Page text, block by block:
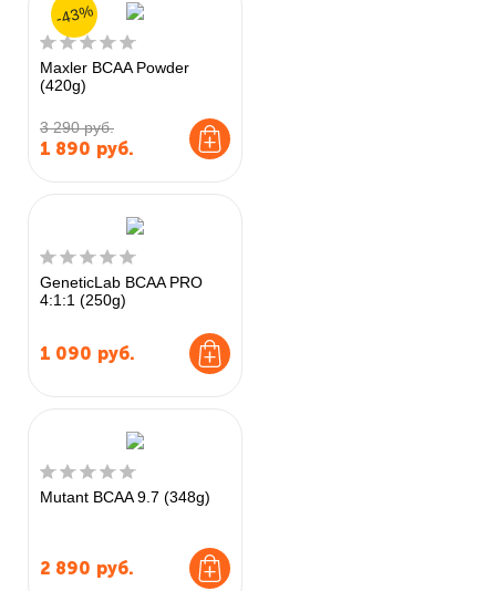
Maxler BCAA Powder
(420g)
3 290 руб.
1 890 руб.
-43%
GeneticLab BCAA PRO
4:1:1 (250g)
1 090 руб.
Mutant BCAA 9.7 (348g)
2 890 руб.